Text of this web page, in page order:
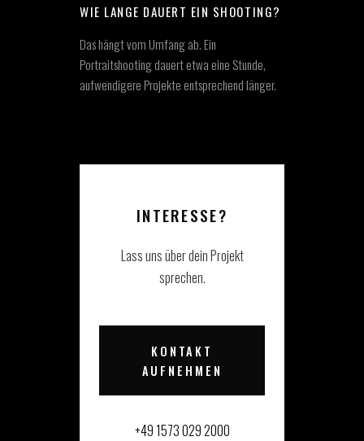
WIE LANGE DAUERT EIN SHOOTING?
Das hängt vom Umfang ab. Ein
Portraitshooting dauert etwa eine Stunde,
aufwendigere Projekte entsprechend länger.
INTERESSE?
Lass uns über dein Projekt
sprechen.
KONTAKT
AUFNEHMEN
+49 1573 029 2000